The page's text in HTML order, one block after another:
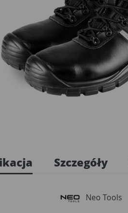
Szczegóły
Neo Tools